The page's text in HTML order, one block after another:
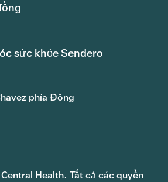
sức khỏe Sendero
phía Đông
Health. Tất cả các quyền